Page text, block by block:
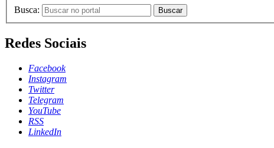
Busca: Buscar
Redes Sociais
Facebook
Instagram
Twitter
Telegram
YouTube
RSS
LinkedIn